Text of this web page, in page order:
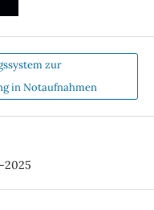
zur
in Notaufnahmen
2025